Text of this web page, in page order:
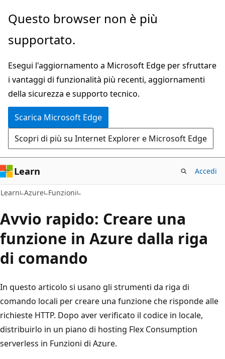
Ignora
passa
contenuto
principale
Questo browser non è più
supportato.
Esegui l'aggiornamento a Microsoft Edge per sfruttare
i vantaggi di funzionalità più recenti, aggiornamenti
della sicurezza e supporto tecnico.
Scarica Microsoft Edge
Scopri di più su Internet Explorer e Microsoft Edge
Learn Accedi
Learn Azure Funzioni
Avvio rapido: Creare una
funzione in Azure dalla riga
di comando
In questo articolo si usano gli strumenti da riga di
comando locali per creare una funzione che risponde alle
richieste HTTP. Dopo aver verificato il codice in locale,
distribuirlo in un piano di hosting Flex Consumption
serverless in Funzioni di Azure.